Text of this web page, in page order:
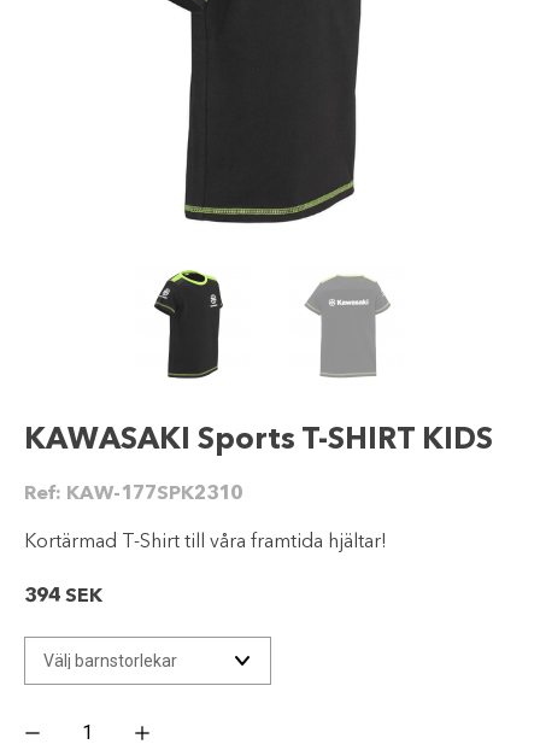
KAWASAKI Sports T-SHIRT KIDS
Ref: KAW-177SPK2310
Kortärmad T-Shirt till våra framtida hjältar!
394 SEK
Sports